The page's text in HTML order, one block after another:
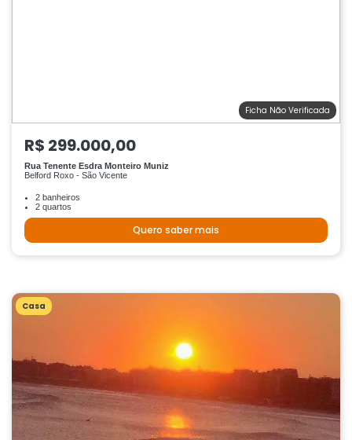
Ficha Não Verificada
R$ 299.000,00
Rua Tenente Esdra Monteiro Muniz
Belford Roxo - São Vicente
2 banheiros
2 quartos
Quero saber mais
Casa